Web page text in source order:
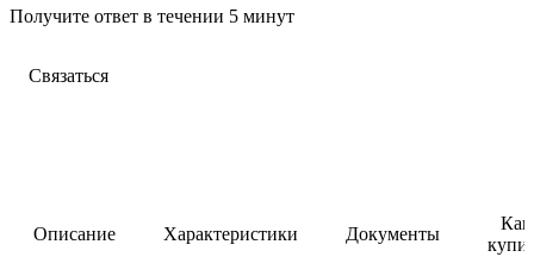
Получите ответ в течении 5 минут
Связаться
Описание Характеристики Документы
Как